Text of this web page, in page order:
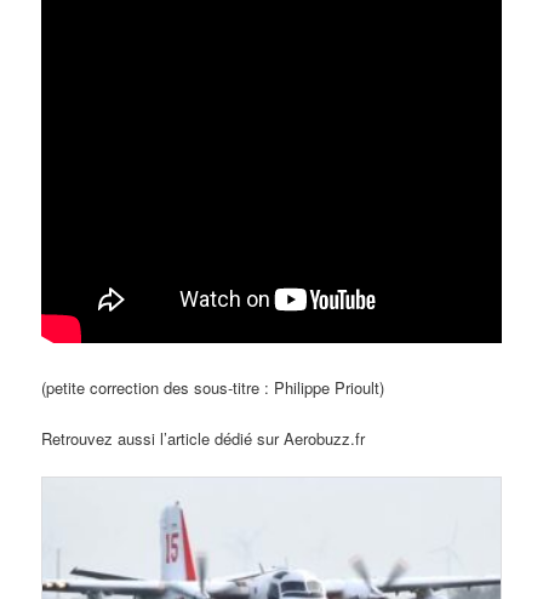
(petite correction des sous-titre : Philippe Prioult)
Retrouvez aussi l’article dédié sur Aerobuzz.fr